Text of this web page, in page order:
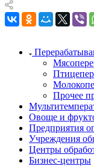
Прочее
Овоще и
Предприятия
Учреждения
Центры
Бизнес-центры